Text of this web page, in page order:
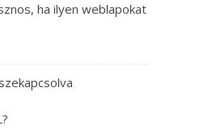
ha ilyen weblapokat